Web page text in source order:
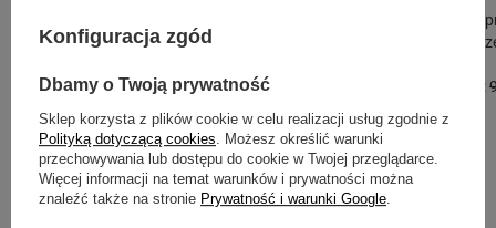
CONTIGO
Contigo Ashland - Butelka tritanowa
na wodę - 720ml - Citron/White
65,00 zł
Najniższa cena
przed
Cena regularna:
Konfiguracja zgód
Dbamy o Twoją prywatność
Sklep korzysta z plików cookie w celu realizacji usług zgodnie z
Polityką dotyczącą cookies. Możesz określić warunki
przechowywania lub dostępu do cookie w Twojej przeglądarce.
Więcej informacji na temat warunków i prywatności można
znaleźć także na stronie Prywatność i warunki Google.